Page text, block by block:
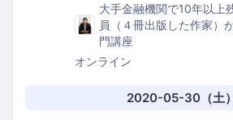
大手金融機関で10年以上
員（４冊出版した作家）
門講座
オンライン
2020-05-30（土）